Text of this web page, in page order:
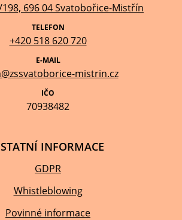
696 04 Svatobořice-Mistřín
TELEFON
+420 518 620 720
E-MAIL
mistrin.cz
IČO
70938482
INFORMACE
GDPR
Whistleblowing
Povinné informace